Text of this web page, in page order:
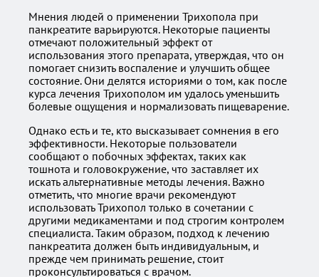
Мнения людей о применении Трихопола при
панкреатите варьируются. Некоторые пациенты
отмечают положительный эффект от
использования этого препарата, утверждая, что он
помогает снизить воспаление и улучшить общее
состояние. Они делятся историями о том, как после
курса лечения Трихополом им удалось уменьшить
болевые ощущения и нормализовать пищеварение.
Однако есть и те, кто высказывает сомнения в его
эффективности. Некоторые пользователи
сообщают о побочных эффектах, таких как
тошнота и головокружение, что заставляет их
искать альтернативные методы лечения. Важно
отметить, что многие врачи рекомендуют
использовать Трихопол только в сочетании с
другими медикаментами и под строгим контролем
специалиста. Таким образом, подход к лечению
панкреатита должен быть индивидуальным, и
прежде чем принимать решение, стоит
проконсультироваться с врачом.